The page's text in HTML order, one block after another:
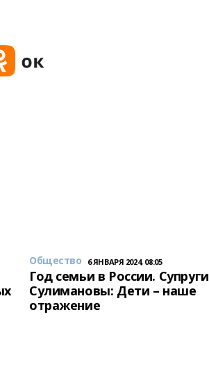
Общество 6 ЯНВАРЯ 2024, 08:05
Год семьи в России. Супруги
Сулимановы: Дети – наше
отражение